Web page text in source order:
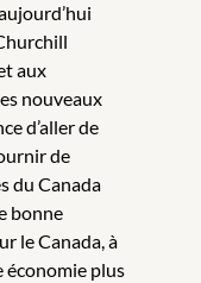
aux
nouveaux
d’aller de
de
du Canada
bonne
le Canada, à
économie plus